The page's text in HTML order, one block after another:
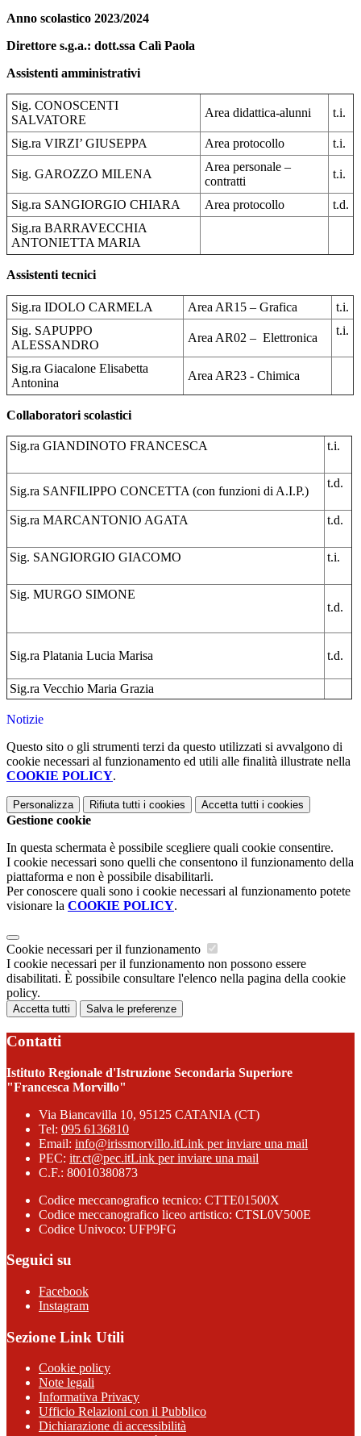
Anno scolastico 2023/2024
Direttore s.g.a.: dott.ssa Calì Paola
Assistenti amministrativi
Sig. CONOSCENTI
SALVATORE
Area didattica-alunni t.i.
Sig.ra VIRZI’ GIUSEPPA Area protocollo t.i.
Sig. GAROZZO MILENA
Area personale –
contratti
t.i.
Sig.ra SANGIORGIO CHIARA Area protocollo
t.d.
Sig.ra BARRAVECCHIA
ANTONIETTA MARIA
Assistenti tecnici
Sig.ra IDOLO CARMELA Area AR15 – Grafica
t.i.
Sig. SAPUPPO
ALESSANDRO
Area AR02 – Elettronica
t.i.
Sig.ra Giacalone Elisabetta
Antonina
Area AR23 - Chimica
Collaboratori scolastici
Sig.ra GIANDINOTO FRANCESCA t.i.
Sig.ra SANFILIPPO CONCETTA (con funzioni di A.I.P.)
t.d.
Sig.ra MARCANTONIO AGATA t.d.
Sig. SANGIORGIO GIACOMO t.i.
Sig. MURGO SIMONE
t.d.
Sig.ra Platania Lucia Marisa t.d.
Sig.ra Vecchio Maria Grazia
Notizie
Questo sito o gli strumenti terzi da questo utilizzati si avvalgono di
cookie necessari al funzionamento ed utili alle finalità illustrate nella
COOKIE POLICY.
Personalizza Rifiuta tutti i cookies Accetta tutti i cookies
Gestione cookie
In questa schermata è possibile scegliere quali cookie consentire.
I cookie necessari sono quelli che consentono il funzionamento della
piattaforma e non è possibile disabilitarli.
Per conoscere quali sono i cookie necessari al funzionamento potete
visionare la COOKIE POLICY.
Cookie necessari per il funzionamento
I cookie necessari per il funzionamento non possono essere
disabilitati. È possibile consultare l'elenco nella pagina della cookie
policy.
Accetta tutti Salva le preferenze
Contatti
Istituto Regionale d'Istruzione Secondaria Superiore
"Francesca Morvillo"
Via Biancavilla 10, 95125 CATANIA (CT)
Tel: 095 6136810
Email: info@irissmorvillo.itLink per inviare una mail
PEC: itr.ct@pec.itLink per inviare una mail
C.F.: 80010380873
Codice meccanografico tecnico: CTTE01500X
Codice meccanografico liceo artistico: CTSL0V500E
Codice Univoco: UFP9FG
Seguici su
Facebook
Instagram
Sezione Link Utili
Cookie policy
Note legali
Informativa Privacy
Ufficio Relazioni con il Pubblico
Dichiarazione di accessibilità